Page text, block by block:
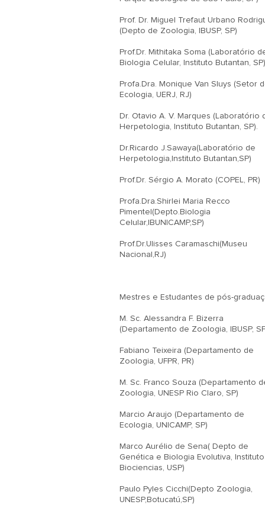
Prof. Dr. Miguel Trefaut Urbano
(Depto de Zoologia, IBUSP, SP)
Prof.Dr. Mithitaka Soma (Laboratório
Biologia Celular, Instituto Butantan, SP)
Profa.Dra. Monique Van Sluys (Setor
Ecologia, UERJ, RJ)
Dr. Otavio A. V. Marques (Laboratório
Herpetologia, Instituto Butantan, SP).
Dr.Ricardo J.Sawaya(Laboratório de
Herpetologia,Instituto Butantan,SP)
Prof.Dr. Sérgio A. Morato (COPEL, PR)
Profa.Dra.Shirlei Maria Recco
Pimentel(Depto.Biologia
Celular,IBUNICAMP,SP)
Prof.Dr.Ulisses Caramaschi(Museu
Nacional,RJ)
Mestres e Estudantes de pós-
M. Sc. Alessandra F. Bizerra
(Departamento de Zoologia, IBUSP,
Fabiano Teixeira (Departamento de
Zoologia, UFPR, PR)
M. Sc. Franco Souza (Departamento
Zoologia, UNESP Rio Claro, SP)
Marcio Araujo (Departamento de
Ecologia, UNICAMP, SP)
Marco Aurélio de Sena( Depto de
Genética e Biologia Evolutiva,
Biociencias, USP)
Paulo Pyles Cicchi(Depto Zoologia,
UNESP,Botucatú,SP)